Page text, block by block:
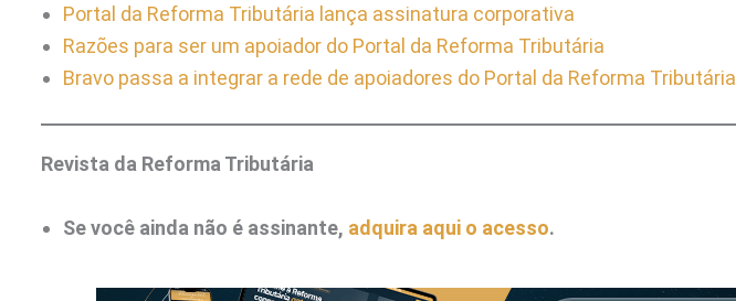
Portal da Reforma Tributária lança assinatura corporativa
Razões para ser um apoiador do Portal da Reforma Tributária
Bravo passa a integrar a rede de apoiadores do Portal da Reforma Tributária
Revista da Reforma Tributária
Se você ainda não é assinante, adquira aqui o acesso.